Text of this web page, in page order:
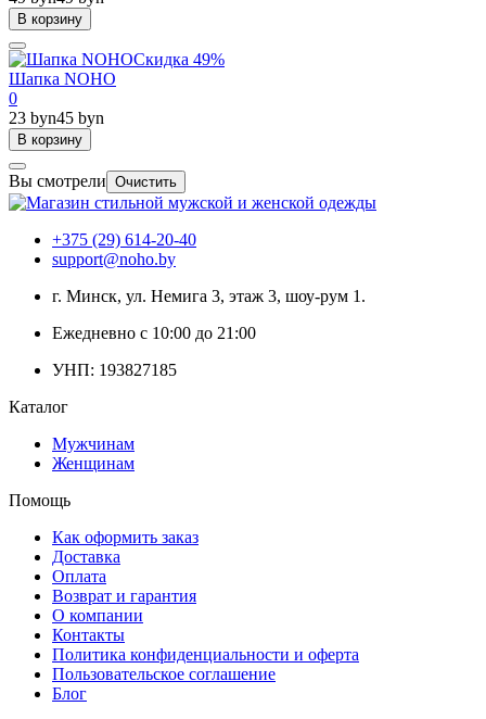
В корзину
Скидка 49%
Шапка NOHO
0
23 byn45 byn
В корзину
Вы смотрели Очистить
+375 (29) 614-20-40
support@noho.by
г. Минск, ул. Немига 3, этаж 3, шоу-рум 1.
Ежедневно с 10:00 до 21:00
УНП: 193827185
Каталог
Мужчинам
Женщинам
Помощь
Как оформить заказ
Доставка
Оплата
Возврат и гарантия
О компании
Контакты
Политика конфиденциальности и оферта
Пользовательское соглашение
Блог